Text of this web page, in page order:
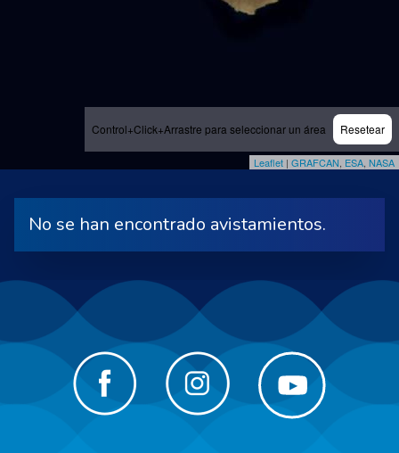
Control+Click+Arrastre para seleccionar un área Resetear
Leaflet | GRAFCAN, ESA, NASA
No se han encontrado avistamientos.